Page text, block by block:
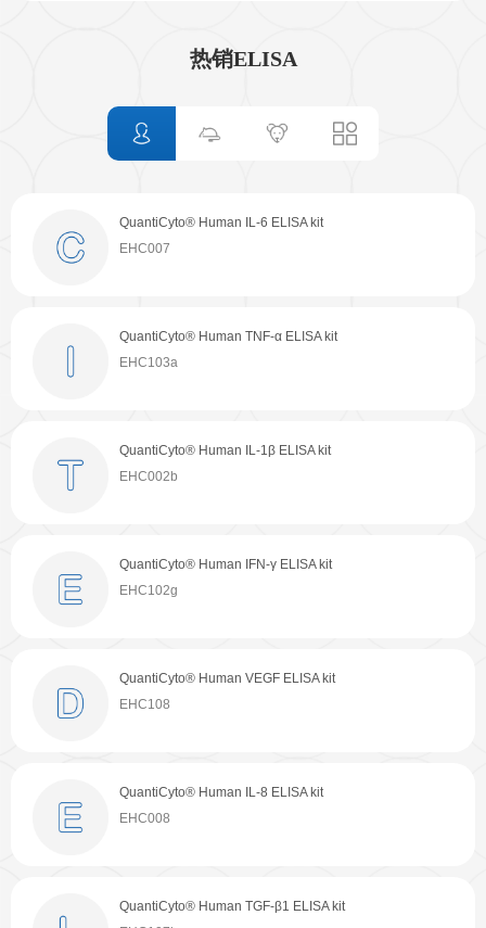
订购指南
联系我们
热销ELISA
QuantiCyto® Human IL-6 ELISA kit
EHC007
QuantiCyto® Human TNF-α ELISA kit
EHC103a
QuantiCyto® Human IL-1β ELISA kit
EHC002b
QuantiCyto® Human IFN-γ ELISA kit
EHC102g
QuantiCyto® Human VEGF ELISA kit
EHC108
QuantiCyto® Human IL-8 ELISA kit
EHC008
QuantiCyto® Human TGF-β1 ELISA kit
QuantiCyto® Mouse TNF-α ELISA kit
EMC102a
QuantiCyto® Mouse IL-6 ELISA kit
EMC004
QuantiCyto® Mouse IL-1β ELISA kit
EMC001b
QuantiCyto® Mouse IFN-γ ELISA kit
EMC101g
QuantiCyto® Mouse IL-10 ELISA kit
EMC005
QuantiCyto® Mouse IgG(Total) ELISA Kit
EMC116
QuantiCyto® Mouse TGF-β1 ELISA kit
QuantiCyto® Rat TNF-α ELISA kit
ERC102a
QuantiCyto® Rat IL-6 ELISA kit
ERC003
QuantiCyto® Rat IL-1β ELISA kit
ERC007
QuantiCyto® Rat IL-10 ELISA kit
ERC004
QuantiCyto® Rat TGF-β1 ELISA kit
ERC107b
QuantiCyto® Rat IL-17/IL-17A ELISA kit
ERC170
QuantiCyto® Rat IL-18 ELISA kit
QuantiCyto® Mouse TNF-α ELISA kit
EMC102a
QuantiCyto® Mouse IL-6 ELISA kit
EMC004
QuantiCyto® Mouse IL-1β ELISA kit
EMC001b
QuantiCyto® Human IL-6 ELISA kit
EHC007
QuantiCyto® Human TNF-α ELISA kit
EHC103a
QuantiCyto® Mouse IFN-γ ELISA kit
EMC101g
QuantiCyto® Human IL-1β ELISA kit